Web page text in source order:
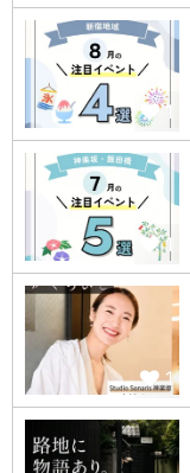
1
1
1